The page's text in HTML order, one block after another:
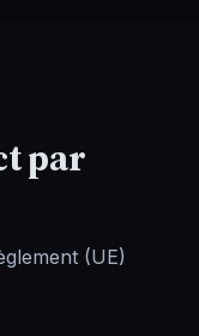
par
(UE)